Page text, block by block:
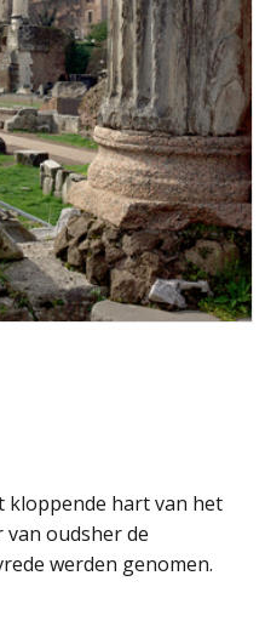
kloppende hart van het
van oudsher de
werden genomen.